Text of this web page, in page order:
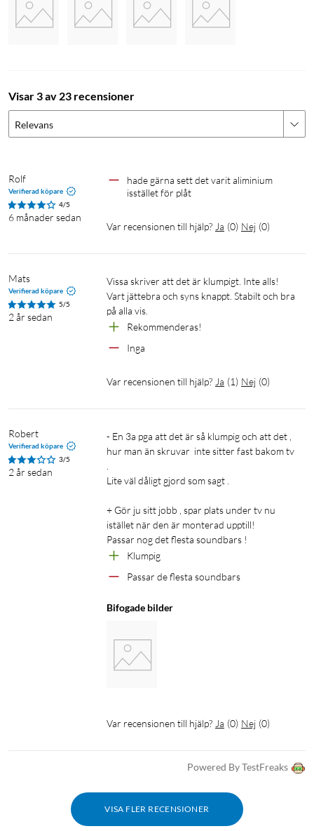
Visar 3 av 23 recensioner
Relevans
Rolf
Verifierad köpare
4/5
6 månader sedan
hade gärna sett det varit aliminium
isstället för plåt
Var recensionen till hjälp? Ja (0) Nej (0)
Mats
Verifierad köpare
5/5
2 år sedan
Vissa skriver att det är klumpigt. Inte alls!
Vart jättebra och syns knappt. Stabilt och bra
på alla vis.
Rekommenderas!
Inga
Var recensionen till hjälp? Ja (1) Nej (0)
Robert
Verifierad köpare
3/5
2 år sedan
- En 3a pga att det är så klumpig och att det ,
hur man än skruvar  inte sitter fast bakom tv
.
Lite väl dåligt gjord som sagt .
+ Gör ju sitt jobb , spar plats under tv nu
istället när den är monterad upptill!
Passar nog det flesta soundbars !
Klumpig
Passar de flesta soundbars
Bifogade bilder
Var recensionen till hjälp? Ja (0) Nej (0)
Powered By TestFreaks
VISA FLER RECENSIONER